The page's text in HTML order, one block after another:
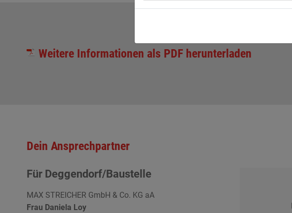
Weitere Informationen als PDF herunterladen
Dein Ansprechpartner
Für Deggendorf/Baustelle
MAX STREICHER GmbH & Co. KG aA
Frau Daniela Loy